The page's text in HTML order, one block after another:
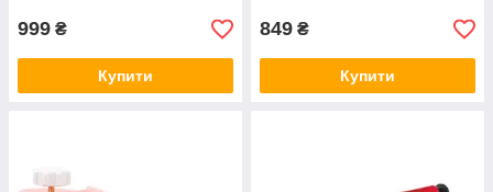
999 ₴
Купити
849 ₴
Купити